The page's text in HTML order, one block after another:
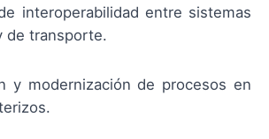
interoperabilidad entre sistemas
de transporte.
y modernización de procesos en